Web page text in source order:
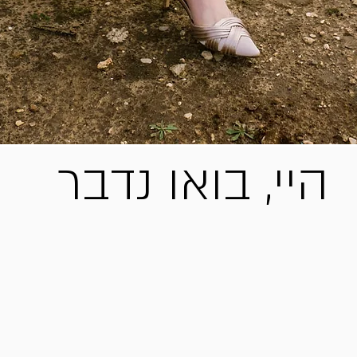
9080777 | |
היי, בואו נדבר